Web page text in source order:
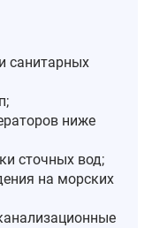
санитарных
ниже
сточных вод;
на морских